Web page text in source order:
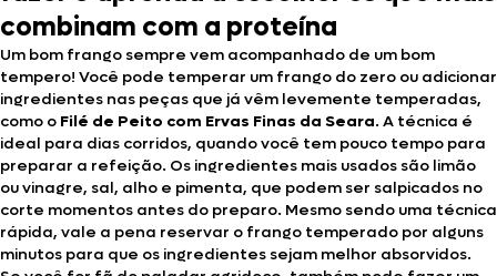
combinam com a proteína
Um bom frango sempre vem acompanhado de um bom
tempero! Você pode temperar um frango do zero ou adicionar
ingredientes nas peças que já vêm levemente temperadas,
como o Filé de Peito com Ervas Finas da Seara. A técnica é
ideal para dias corridos, quando você tem pouco tempo para
preparar a refeição. Os ingredientes mais usados são limão
ou vinagre, sal, alho e pimenta, que podem ser salpicados no
corte momentos antes do preparo. Mesmo sendo uma técnica
rápida, vale a pena reservar o frango temperado por alguns
minutos para que os ingredientes sejam melhor absorvidos.